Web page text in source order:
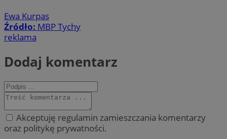
Ewa Kurpas
Źródło: MBP Tychy
reklama
Dodaj komentarz
Akceptuję regulamin zamieszczania komentarzy
oraz politykę prywatności.